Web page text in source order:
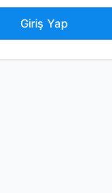
Giriş Yap